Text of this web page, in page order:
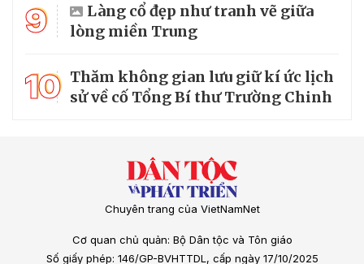
9
Làng cổ đẹp như tranh vẽ giữa
lòng miền Trung
10 Thăm không gian lưu giữ kí ức lịch
sử về cố Tổng Bí thư Trường Chinh
Chuyên trang của VietNamNet
Cơ quan chủ quản: Bộ Dân tộc và Tôn giáo
Số giấy phép: 146/GP-BVHTTDL, cấp ngày 17/10/2025